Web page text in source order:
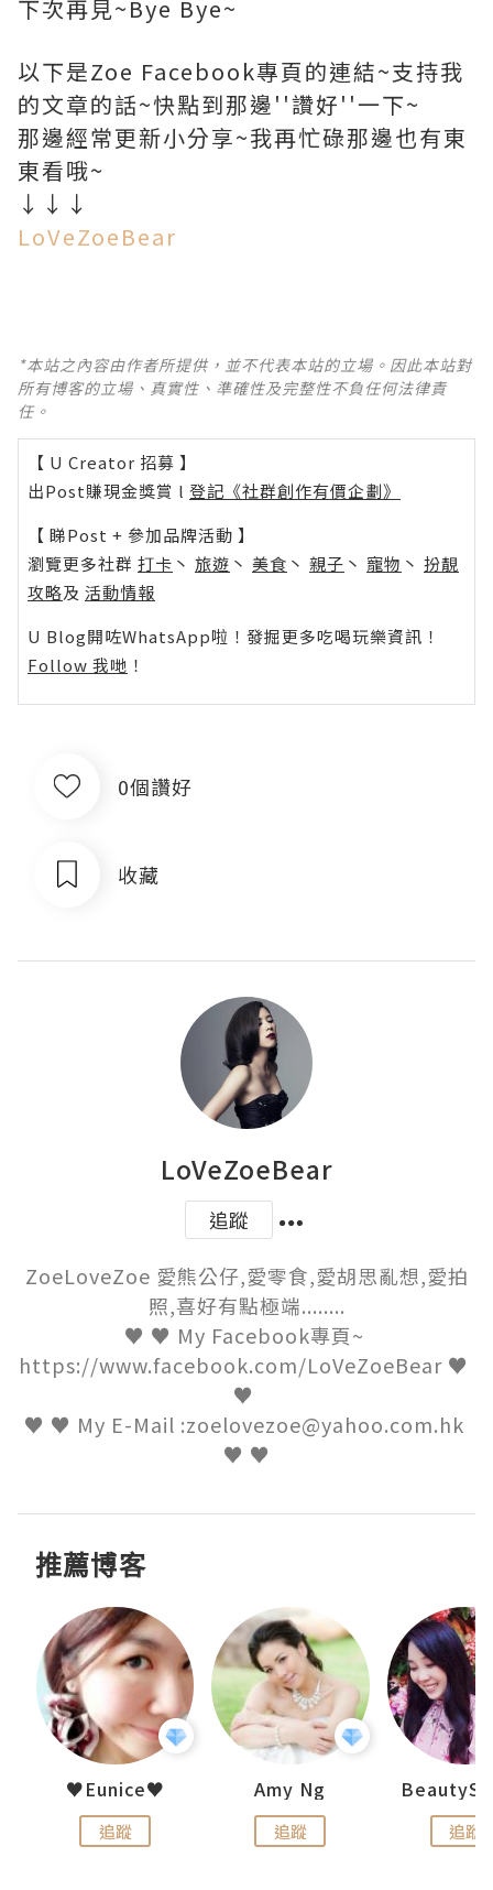
下次再見~Bye Bye~
以下是Zoe Facebook專頁的連結~支持我
的文章的話~快點到那邊''讚好''一下~
那邊經常更新小分享~我再忙碌那邊也有東
東看哦~
↓↓↓
LoVeZoeBear
*本站之內容由作者所提供，並不代表本站的立場。因此本站對
所有博客的立場、真實性、準確性及完整性不負任何法律責
任。
【 U Creator 招募 】
出Post賺現金獎賞 l 登記《社群創作有價企劃》
【 睇Post + 參加品牌活動 】
瀏覽更多社群 打卡 丶 旅遊 丶 美食 丶 親子 丶 寵物 丶 扮靚
攻略及 活動情報
U Blog開咗WhatsApp啦！發掘更多吃喝玩樂資訊！
Follow 我哋 ！
0個讚好
收藏
LoVeZoeBear
追蹤
ZoeLoveZoe 愛熊公仔,愛零食,愛胡思亂想,愛拍
照,喜好有點極端........
♥ ♥ My Facebook專頁~
https://www.facebook.com/LoVeZoeBear ♥
♥
♥ ♥ My E-Mail :zoelovezoe@yahoo.com.hk
♥ ♥
推薦博客
♥Eunice♥
追蹤
Amy Ng
追蹤 追蹤